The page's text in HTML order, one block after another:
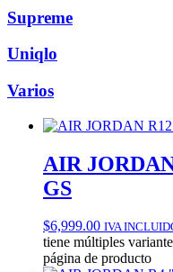
Supreme
Uniqlo
Varios
AIR
GS
$6,999.00 IVA
tiene múltiples
página de producto